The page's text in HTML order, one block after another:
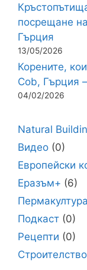
посрещане
Гърция
13/05/2026
Корените,
Cob, Гърция
04/02/2026
Natural
Видео (0)
Европейски
Еразъм+ (6)
Пермакултура
Подкаст (0)
Рецепти (0)